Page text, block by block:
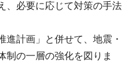
、必要に応じて対策の手法
進計画」と併せて、地震・
制の一層の強化を図りま